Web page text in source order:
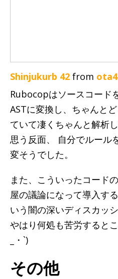
Shinjukurb 42 from
Rubocopはソースコード
ASTに変換し、ちゃんと
ていて凄くちゃんと解析
思う反面、 自分でルール
変そうでした。
また、こういったコード
屋の議論になって導入す
いう闇の深いディスカッ
やはり何処も苦労すると
_・`)
その他